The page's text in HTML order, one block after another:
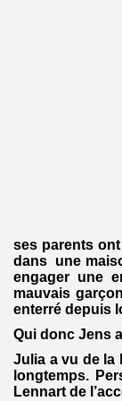
ses parents
dans une
engager une
mauvais
enterré depuis
Qui donc Jens
Julia a vu de la
longtemps.
Lennart de